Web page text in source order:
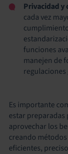
Privacidad
cada vez
funciones
manejen de
Es importante
estar preparadas
aprovechar los
creando
eficientes,